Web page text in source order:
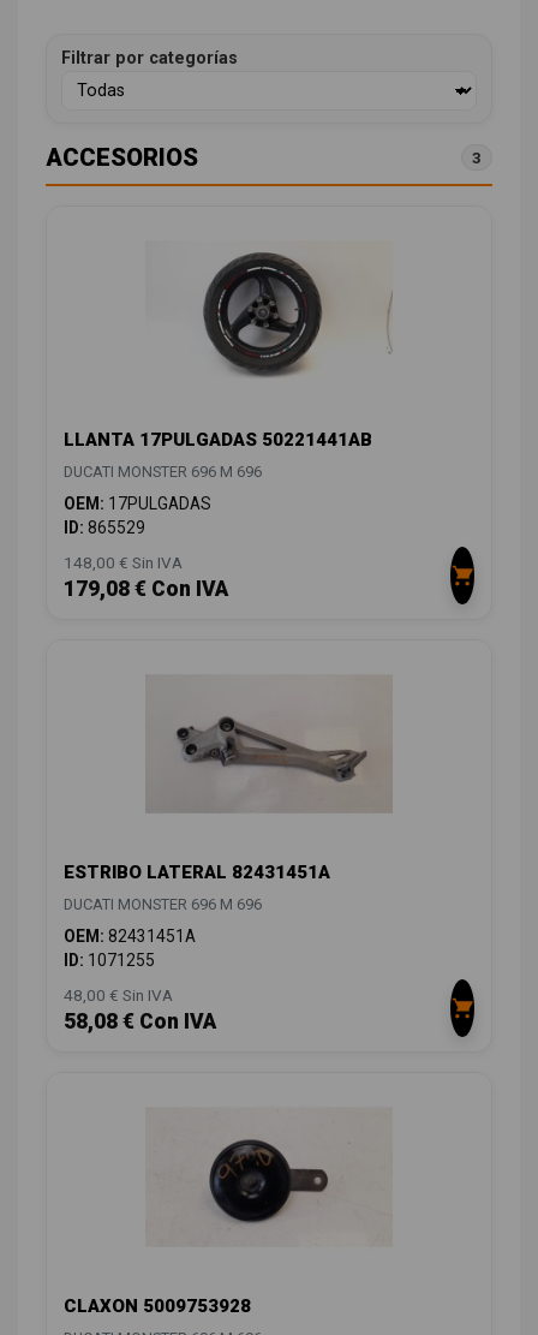
Filtrar por categorías
ACCESORIOS 3
LLANTA 17PULGADAS 50221441AB
DUCATI MONSTER 696 M 696
OEM: 17PULGADAS
ID: 865529
148,00 € Sin IVA
179,08 € Con IVA
ESTRIBO LATERAL 82431451A
DUCATI MONSTER 696 M 696
OEM: 82431451A
ID: 1071255
48,00 € Sin IVA
58,08 € Con IVA
CLAXON 5009753928